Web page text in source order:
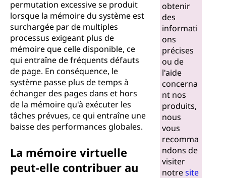
permutation excessive se produit
lorsque la mémoire du système est
surchargée par de multiples
processus exigeant plus de
mémoire que celle disponible, ce
qui entraîne de fréquents défauts
de page. En conséquence, le
système passe plus de temps à
échanger des pages dans et hors
de la mémoire qu'à exécuter les
tâches prévues, ce qui entraîne une
baisse des performances globales.
La mémoire virtuelle
peut-elle contribuer au
obtenir
des
informati
ons
précises
ou de
l'aide
concerna
nt nos
produits,
nous
vous
recomma
ndons de
visiter
notresite